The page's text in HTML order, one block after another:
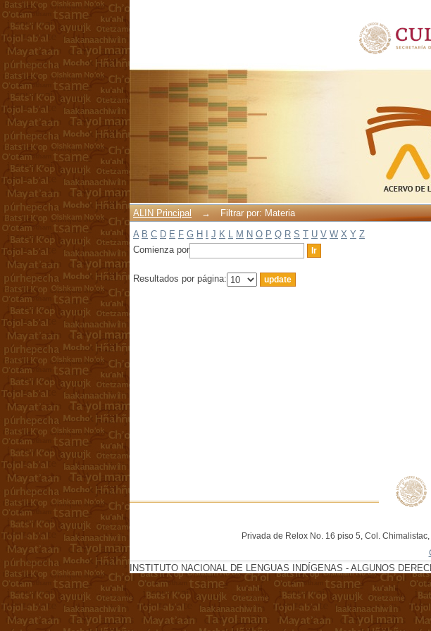
ALIN Principal →
Filtrar por: Materia
A B C D E F G H J K L M N O P Q R S T U V W X Y Z
Comienza por
Resultados por página:
Privada de Relox No. 16 piso 5, Col.
INSTITUTO NACIONAL DE LENGUAS INDÍGENAS - ALGUNOS